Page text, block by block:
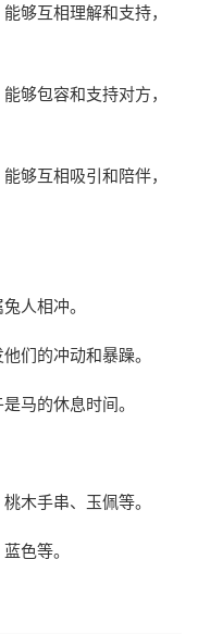
够互相理解和支持，
够包容和支持对方，
够互相吸引和陪伴，
人相冲。
们的冲动和暴躁。
马的休息时间。
木手串、玉佩等。
色等。